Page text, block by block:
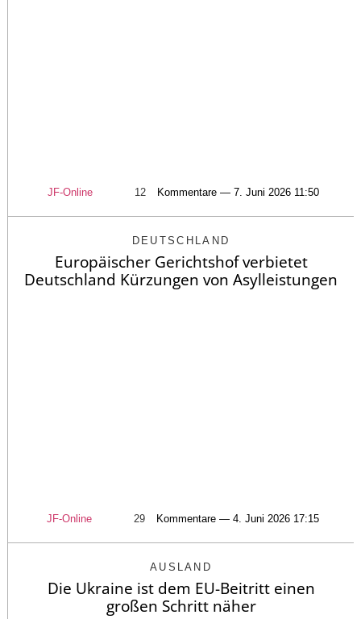
JF-Online 12 Kommentare — 7. Juni 2026 11:50
DEUTSCHLAND
Europäischer Gerichtshof verbietet
Deutschland Kürzungen von Asylleistungen
JF-Online 29 Kommentare — 4. Juni 2026 17:15
AUSLAND
Die Ukraine ist dem EU-Beitritt einen
großen Schritt näher